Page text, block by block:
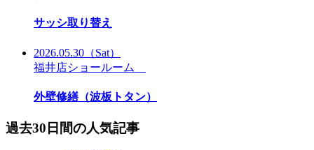
サッシ取り替え
2026.05.30 （Sat）
福井店ショールーム
外壁修繕（波板トタン）
過去30日間の人気記事